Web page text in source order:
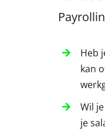
Heb
kan
Wil
je